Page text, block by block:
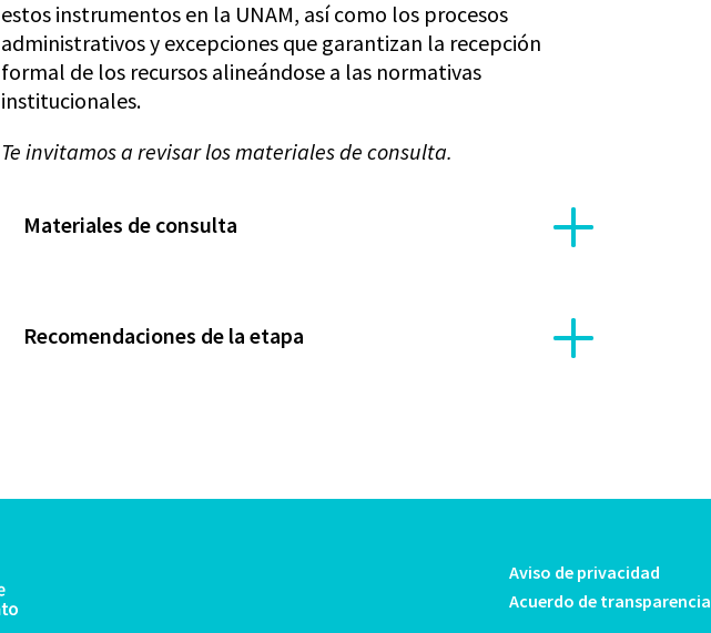
estos instrumentos en la UNAM, así como los procesos
administrativos y excepciones que garantizan la recepción
formal de los recursos alineándose a las normativas
institucionales.
Te invitamos a revisar los materiales de consulta.
Materiales de consulta
Recomendaciones de la etapa
Aviso de privacidad
Acuerdo de transparencia